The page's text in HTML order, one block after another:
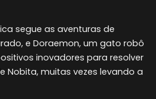
segue as aventuras de
e Doraemon, um gato robô
inovadores para resolver
Nobita, muitas vezes levando a